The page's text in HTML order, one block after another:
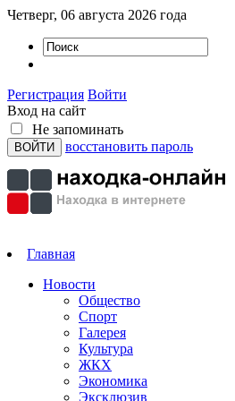
Четверг, 06 августа 2026 года
Регистрация Войти
Вход на сайт
Не запоминать
восстановить пароль
Главная
Новости
Общество
Спорт
Галерея
Культура
ЖКХ
Экономика
Эксклюзив